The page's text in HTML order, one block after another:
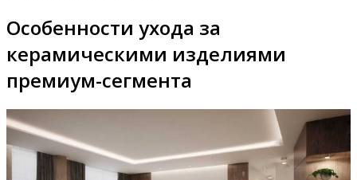
Особенности ухода за
керамическими изделиями
премиум-сегмента